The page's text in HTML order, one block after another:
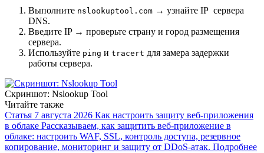
Выполните nslookuptool.com → узнайте IP сервера
DNS.
Введите IP → проверьте страну и город размещения
сервера.
Используйте ping и tracert для замера задержки
работы сервера.
Скриншот: Nslookup Tool
Читайте также
Статья 7 августа 2026 Как настроить защиту веб-приложения
в облаке Рассказываем, как защитить веб-приложение в
облаке: настроить WAF, SSL, контроль доступа, резервное
копирование, мониторинг и защиту от DDoS-атак. Подробнее